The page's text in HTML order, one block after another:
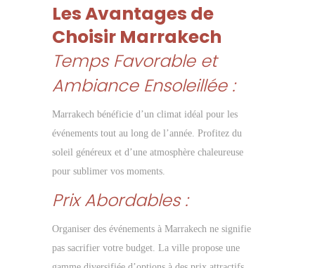
Les Avantages de
Choisir Marrakech
Temps Favorable et
Ambiance Ensoleillée :
Marrakech bénéficie d’un climat idéal pour les
événements tout au long de l’année. Profitez du
soleil généreux et d’une atmosphère chaleureuse
pour sublimer vos moments.
Prix Abordables :
Organiser des événements à Marrakech ne signifie
pas sacrifier votre budget. La ville propose une